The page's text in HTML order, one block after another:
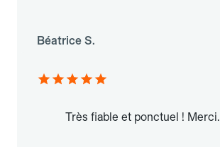
Béatrice S.
Très fiable et ponctuel ! Merci.